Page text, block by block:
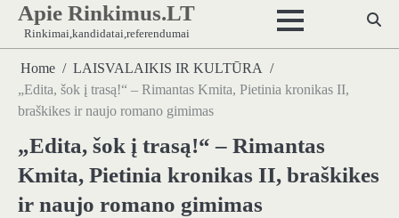
Skip
content
Apie Rinkimus.LT
Rinkimai,kandidatai,referendumai
Home
LAISVALAIKIS IR KULTŪRA
„Edita, šok į trasą!“ – Rimantas Kmita, Pietinia kronikas II,
braškikes ir naujo romano gimimas
„Edita, šok į trasą!“ – Rimantas
Kmita, Pietinia kronikas II, braškikes
ir naujo romano gimimas